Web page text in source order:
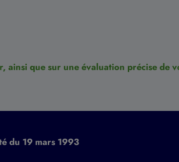
ainsi que sur une évaluation précise de
du 19 mars 1993